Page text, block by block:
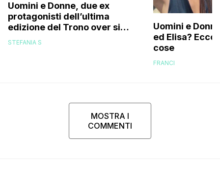
Uomini e Donne, due ex
protagonisti dell’ultima
edizione del Trono over si
stanno frequentando fuori dal
STEFANIA S
Uomini e
ed Elisa? Ecco
cose
FRANCI
MOSTRA I
COMMENTI